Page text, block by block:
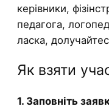
керівники,
педагога,
ласка,
Як взяти
1. Заповніть